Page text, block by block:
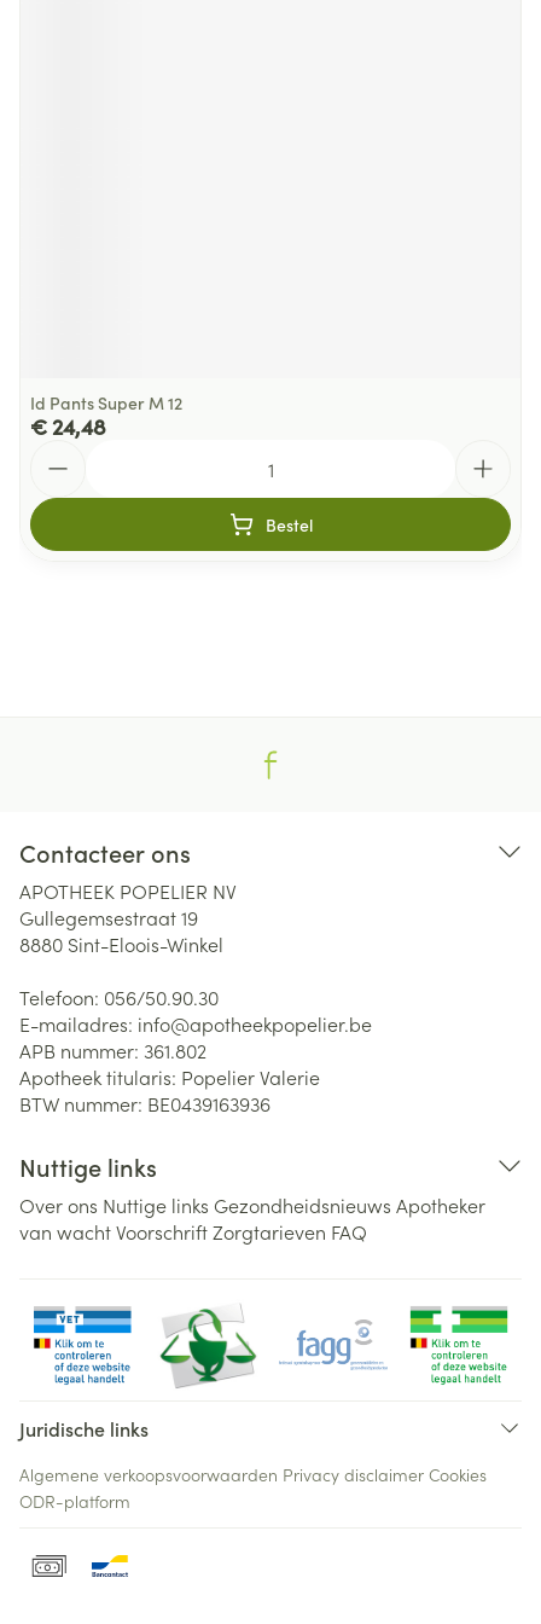
Id Pants Super M 12
€ 24,48
Bestel
Contacteer ons
APOTHEEK POPELIER NV
Gullegemsestraat 19
8880 Sint-Eloois-Winkel
Telefoon: 056/50.90.30
E-mailadres: info@apotheekpopelier.be
APB nummer: 361.802
Apotheek titularis: Popelier Valerie
BTW nummer: BE0439163936
Nuttige links
Over ons Nuttige links Gezondheidsnieuws Apotheker
van wachtVoorschriftZorgtarieven FAQ
Juridische links
Algemene verkoopsvoorwaarden Privacy disclaimer Cookies
ODR-platform